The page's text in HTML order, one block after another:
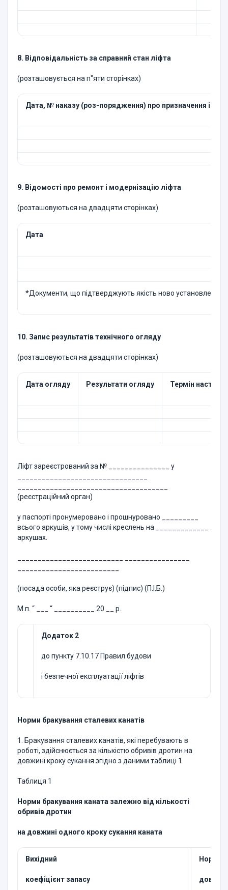
8. Відповідальність за справний стан ліфта
(розташовується на п"яти сторінках)
Дата, № наказу (роз-порядження) про призначення і
9. Відомості про ремонт і модернізацію ліфта
(розташовуються на двадцяти сторінках)
Дата
*Документи, що підтверджують якість ново установлених
10. Запис результатів технічного огляду
(розташовуються на двадцяти сторінках)
Дата огляду Результати огляду Термін
Ліфт зареєстрований за № _______________ у
(реєстраційний орган)
у паспорті пронумеровано і прошнуровано _________
всього аркушів, у тому числі креслень на _____________
аркушах.
(посада особи, яка реєструє) (підпис) (П.І.Б.)
М.п. “ ___ “ __________ 20 __ р.
Додаток 2
до пункту 7.10.17 Правил будови
і безпечної експлуатації ліфтів
Норми бракування сталевих канатів
1. Бракування сталевих канатів, які перебувають в
роботі, здійснюється за кількістю обривів дротин на
довжині кроку сукання згідно з даними таблиці 1.
Таблиця 1
Норми бракування каната залежно від кількості
обривів дротин
на довжині одного кроку сукання каната
Вихідний
коефіцієнт запасу
Норма